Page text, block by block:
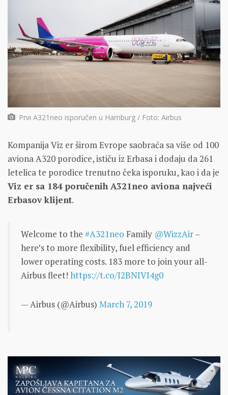
Prvi A321neo isporučen u Hamburg / Foto: Airbus
Kompanija Viz er širom Evrope saobraća sa više od 100
aviona A320 porodice, ističu iz Erbasa i dodaju da 261
letelica te porodice trenutno čeka isporuku, kao i da je
Viz er sa 184 poručenih A321neo aviona najveći
Erbasov klijent.
Welcome to the #A321neo Family @WizzAir–
here’s to more flexibility, fuel efficiency and
lower operating costs. 183 more to join your all-
Airbus fleet! https://t.co/I2BNIVI4g0
— Airbus (@Airbus) March 7, 2019